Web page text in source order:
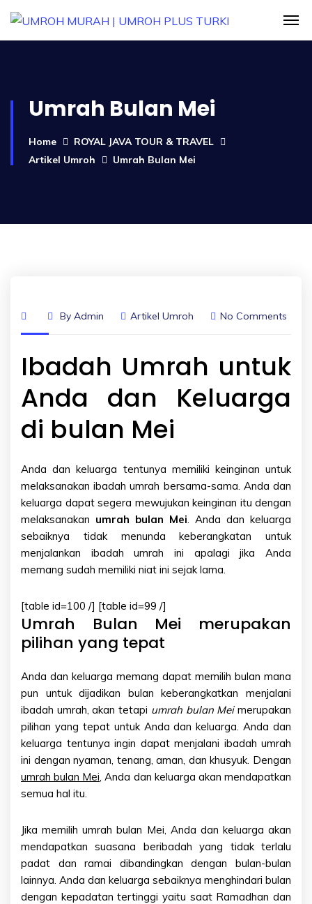
Umrah Bulan Mei
Home
ROYAL JAVA TOUR & TRAVEL
Artikel Umroh
Umrah Bulan Mei
By Admin Artikel Umroh No Comments
Ibadah Umrah untuk
Anda dan Keluarga
di bulan Mei
Anda dan keluarga tentunya memiliki keinginan untuk
melaksanakan ibadah umrah bersama-sama. Anda dan
keluarga dapat segera mewujukan keinginan itu dengan
melaksanakan umrah bulan Mei. Anda dan keluarga
sebaiknya tidak menunda keberangkatan untuk
menjalankan ibadah umrah ini apalagi jika Anda
memang sudah memiliki niat ini sejak lama.
[table id=100 /] [table id=99 /]
Umrah Bulan Mei merupakan
pilihan yang tepat
Anda dan keluarga memang dapat memilih bulan mana
pun untuk dijadikan bulan keberangkatkan menjalani
ibadah umrah, akan tetapi umrah bulan Meimerupakan
pilihan yang tepat untuk Anda dan keluarga. Anda dan
keluarga tentunya ingin dapat menjalani ibadah umrah
ini dengan nyaman, tenang, aman, dan khusyuk. Dengan
umrah bulan Mei, Anda dan keluarga akan mendapatkan
semua hal itu.
Jika memilihumrah bulan Mei, Anda dan keluarga akan
mendapatkan suasana beribadah yang tidak terlalu
padat dan ramai dibandingkan dengan bulan-bulan
lainnya. Anda dan keluarga sebaiknya menghindari bulan
dengan kepadatan tertinggi yaitu saat Ramadhan dan